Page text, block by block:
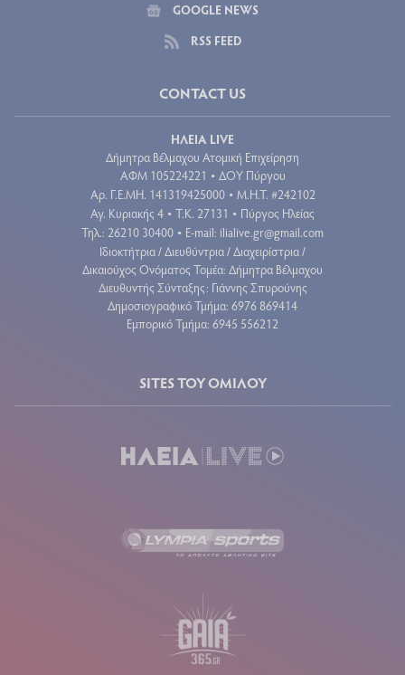
GOOGLE NEWS
RSS FEED
CONTACT US
ΗΛΕΙΑ LIVE
Δήμητρα Βέλμαχου Ατομική Επιχείρηση
ΑΦΜ 105224221 • ΔΟΥ Πύργου
Aρ. Γ.Ε.ΜΗ. 141319425000 • Μ.Η.Τ. #242102
Αγ. Κυριακής 4 • Τ.Κ. 27131 • Πύργος Ηλείας
Τηλ.: 26210 30400 • E-mail: ilialive.gr@gmail.com
Ιδιοκτήτρια / Διευθύντρια / Διαχειρίστρια /
Δικαιούχος Ονόματος Τομέα: Δήμητρα Βέλμαχου
Διευθυντής Σύνταξης: Γιάννης Σπυρούνης
Δημοσιογραφικό Τμήμα: 6976 869414
Εμπορικό Τμήμα: 6945 556212
SITES ΤΟΥ ΟΜΙΛΟΥ